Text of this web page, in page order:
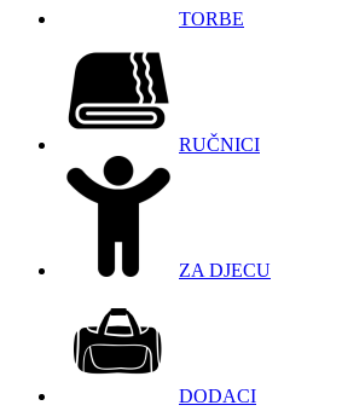
TORBE
RUČNICI
ZA DJECU
DODACI